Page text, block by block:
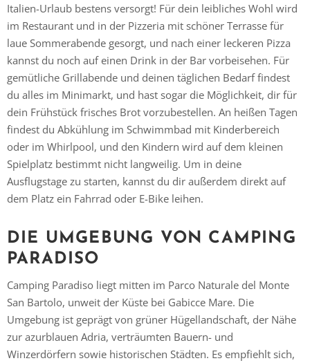
Italien-Urlaub bestens versorgt! Für dein leibliches Wohl wird
im Restaurant und in der Pizzeria mit schöner Terrasse für
laue Sommerabende gesorgt, und nach einer leckeren Pizza
kannst du noch auf einen Drink in der Bar vorbeisehen. Für
gemütliche Grillabende und deinen täglichen Bedarf findest
du alles im Minimarkt, und hast sogar die Möglichkeit, dir für
dein Frühstück frisches Brot vorzubestellen. An heißen Tagen
findest du Abkühlung im Schwimmbad mit Kinderbereich
oder im Whirlpool, und den Kindern wird auf dem kleinen
Spielplatz bestimmt nicht langweilig. Um in deine
Ausflugstage zu starten, kannst du dir außerdem direkt auf
dem Platz ein Fahrrad oder E-Bike leihen.
DIE UMGEBUNG VON CAMPING
PARADISO
Camping Paradiso liegt mitten im Parco Naturale del Monte
San Bartolo, unweit der Küste bei Gabicce Mare. Die
Umgebung ist geprägt von grüner Hügellandschaft, der Nähe
zur azurblauen Adria, verträumten Bauern- und
Winzerdörfern sowie historischen Städten. Es empfiehlt sich,